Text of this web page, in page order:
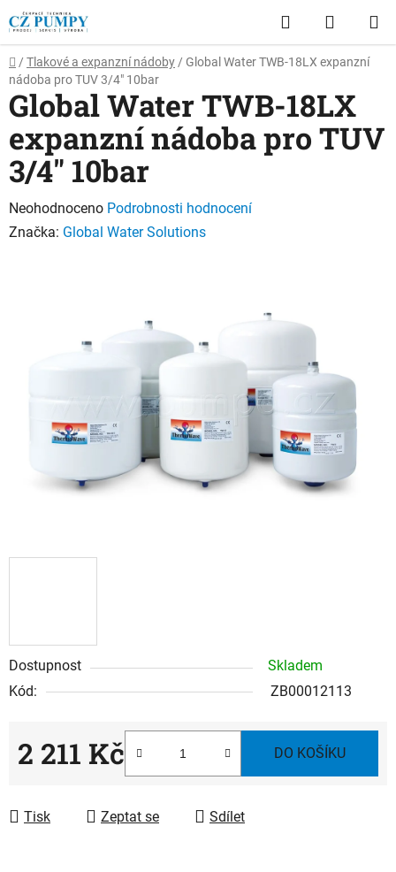
Přejít
na
obsah
Hledat
KOŠÍK
Domů
/ Tlakové a expanzní nádoby / Global Water TWB-18LX expanzní
nádoba pro TUV 3/4" 10bar
Dostupnost
Skladem
Kód:
ZB00012113
2 211 Kč DO KOŠÍKU
Tisk Zeptat se Sdílet
Global Water TWB-18LX
expanzní nádoba pro TUV
3/4" 10bar
Průměrné
hodnocení
hvězdiček.
Neohodnoceno Podrobnosti hodnocení
Značka: Global Water Solutions